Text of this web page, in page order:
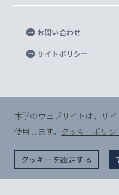
半導体研究所
生命倫理研究所
キャンパスへの
教職協働の取り組
プライバシーポリ
お問い合わせ
サイトポリシー
© Sophia
本学のウェブサイトは、サ
使用します。 クッキーポリシ
クッキーを設定する